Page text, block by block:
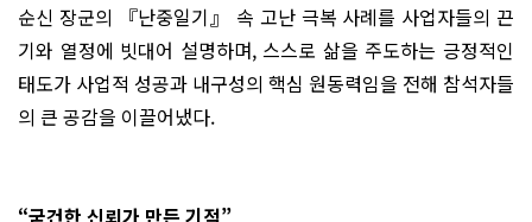
순신 장군의 『난중일기』 속 고난 극복 사례를 사업자들의 끈
기와 열정에 빗대어 설명하며, 스스로 삶을 주도하는 긍정적인
태도가 사업적 성공과 내구성의 핵심 원동력임을 전해 참석자들
의 큰 공감을 이끌어냈다.